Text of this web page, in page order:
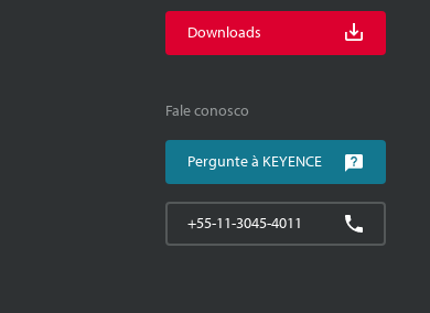
Downloads
Fale conosco
Pergunte à KEYENCE
+55-11-3045-4011